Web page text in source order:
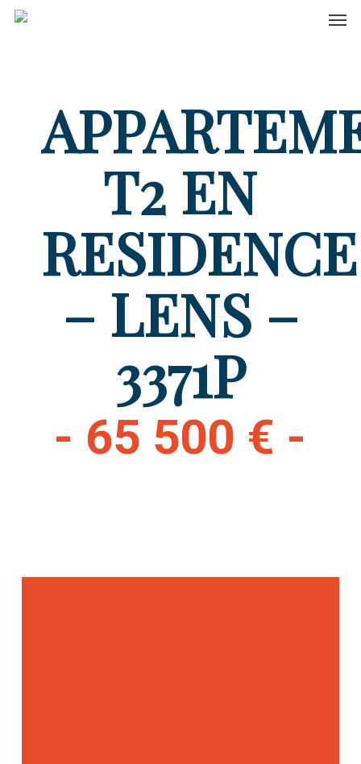
Skip
T2 EN
RESIDENCE
– LENS –
3371P
- 65 500 € -